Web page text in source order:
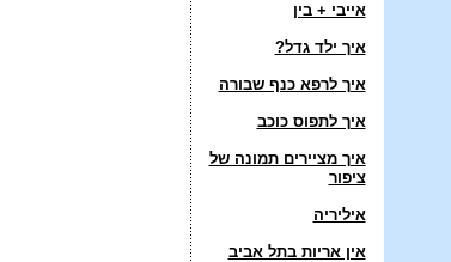
אייבי + בין
איך ילד גדל?
איך לרפא כנף שבורה
איך לתפוס כוכב
איך מציירים תמונה של
ציפור
איליריה
אין אריות בתל אביב